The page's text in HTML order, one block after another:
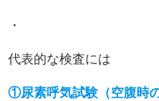
・
代表的な検査には
①尿素呼気試験（空腹時